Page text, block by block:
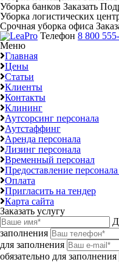
Уборка банков Заказать
Уборка логистических
Срочная уборка офиса
Телефон 8 800
Меню
Главная
Цены
Статьи
Клиенты
Контакты
Клининг
Аутсорсинг персонала
Аутстаффинг
Аренда персонала
Лизинг персонала
Временный персонал
Предоставление
Оплата
Пригласить на тендер
Карта сайта
Заказать услугу
заполнения
для заполнения
обязательно для заполнения